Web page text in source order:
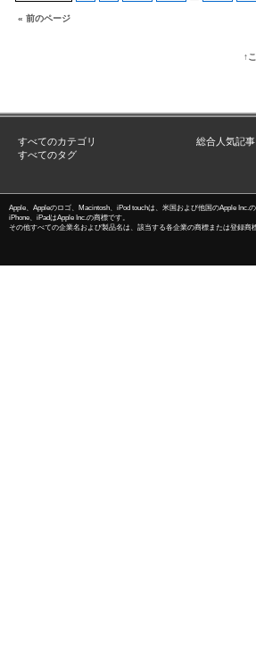
« 前のページ
↑
すべてのカテゴリ
すべてのタグ
総合人気記
Apple、Appleのロゴ、Macintosh、iPod touchは、米国および他国のApple Inc.の
iPhone、iPadはApple Inc.の商標です。
その他すべての企業名および製品名は、該当する各企業の商標または登録商